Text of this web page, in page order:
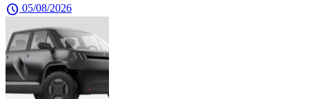
schedule 05/08/2026